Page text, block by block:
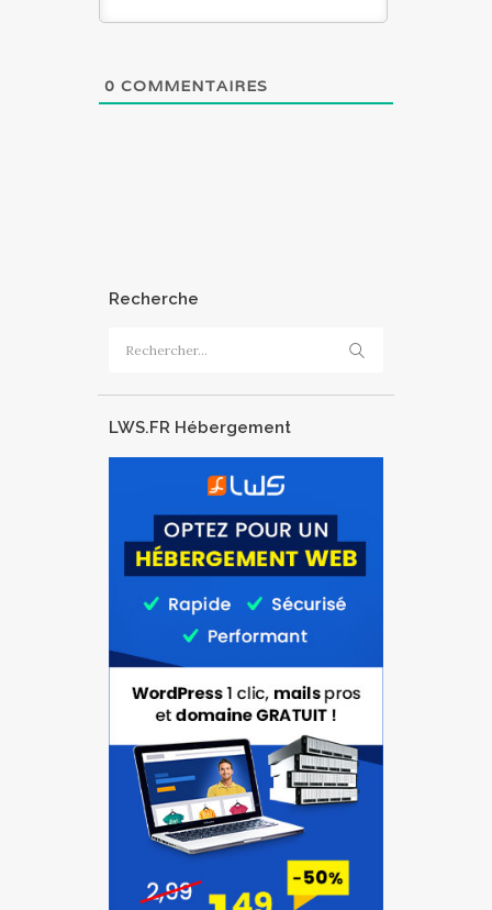
0 COMMENTAIRES
Recherche
LWS.FR Hébergement